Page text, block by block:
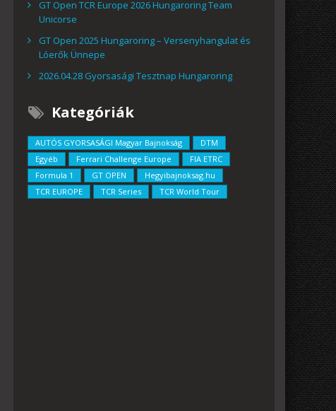
GT Open TCR Europe 2026 Hungaroring Team
Unicorse
GT Open 2025 Hungaroring – Versenyhangulat és
Lóerők Ünnepe
2026.04.28 Gyorsasági Tesztnap Hungaroring
Kategóriák
AUTÓS GYORSASÁGI Magyar Bajnokság
DTM
Egyéb
Ferrari Challenge Europe
FIA ETRC
Formula 1
GT OPEN
Hegyibajnoksag.hu
TCR EUROPE
TCR Series TCR World Tour